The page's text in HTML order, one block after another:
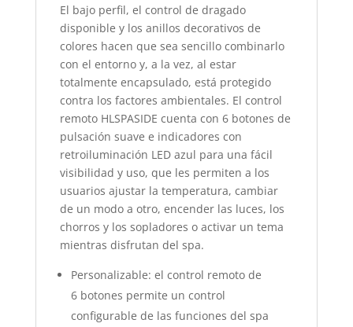
El bajo perfil, el control de dragado
disponible y los anillos decorativos de
colores hacen que sea sencillo combinarlo
con el entorno y, a la vez, al estar
totalmente encapsulado, está protegido
contra los factores ambientales. El control
remoto HLSPASIDE cuenta con 6 botones de
pulsación suave e indicadores con
retroiluminación LED azul para una fácil
visibilidad y uso, que les permiten a los
usuarios ajustar la temperatura, cambiar
de un modo a otro, encender las luces, los
chorros y los sopladores o activar un tema
mientras disfrutan del spa.
Personalizable: el control remoto de
6 botones permite un control
configurable de las funciones del spa